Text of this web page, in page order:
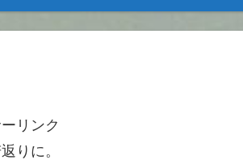
リンク
りに。